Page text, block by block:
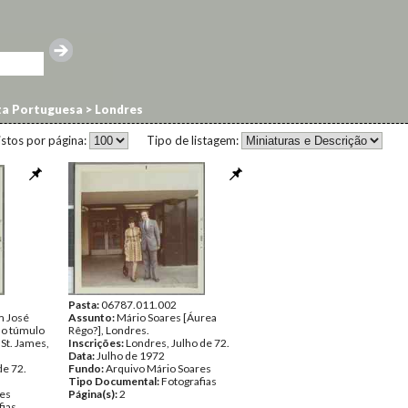
Portuguesa > Londres
Tipo de listagem:
por página:
José
túmulo
James,
72.
Pasta:06787.011.002
Assunto:Mário Soares [Áurea
Rêgo?], Londres.
Inscrições:Londres, Julho de 72.
Data:Julho de 1972
Fundo:Arquivo Mário Soares
Tipo Documental:Fotografias
Página(s):2